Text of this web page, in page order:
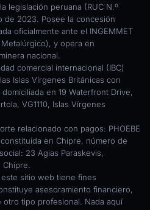
legislación peruana (RUC N.º
de 2023. Posee la concesión
oficialmente ante el INGEMMET
y opera en
nacional.
comercial internacional (IBC)
Islas Vírgenes Británicas con
en 19 Waterfront Drive,
VG1110, Islas Vírgenes
relacionado con pagos: PHOEBE
constituida en Chipre, número de
23 Agias Paraskevis,
sitio web tiene fines
asesoramiento financiero,
tipo profesional. Nada aquí